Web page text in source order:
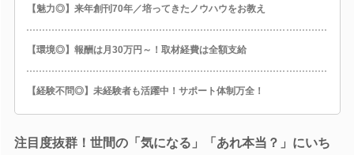
【魅力◎】来年創刊70年／培ってきたノウハウをお教え
【環境◎】報酬は月30万円～！取材経費は全額支給
【経験不問◎】未経験者も活躍中！サポート体制万全！
注目度抜群！世間の「気になる」「あれ本当？」にいち